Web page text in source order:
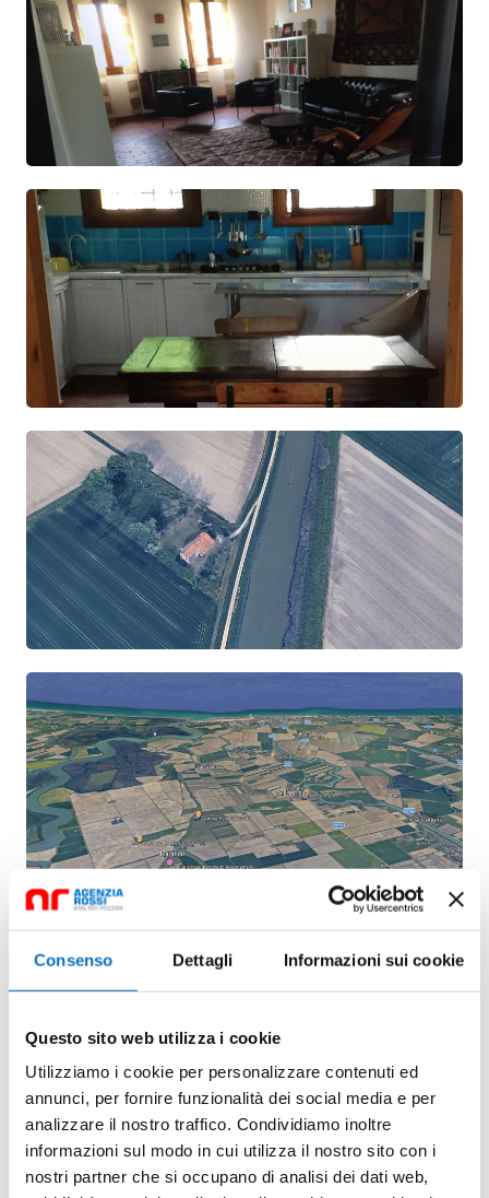
Consenso Dettagli Informazioni sui cookie
Questo sito web utilizza i cookie
Utilizziamo i cookie per personalizzare contenuti ed
annunci, per fornire funzionalità dei social media e per
analizzare il nostro traffico. Condividiamo inoltre
informazioni sul modo in cui utilizza il nostro sito con i
nostri partner che si occupano di analisi dei dati web,